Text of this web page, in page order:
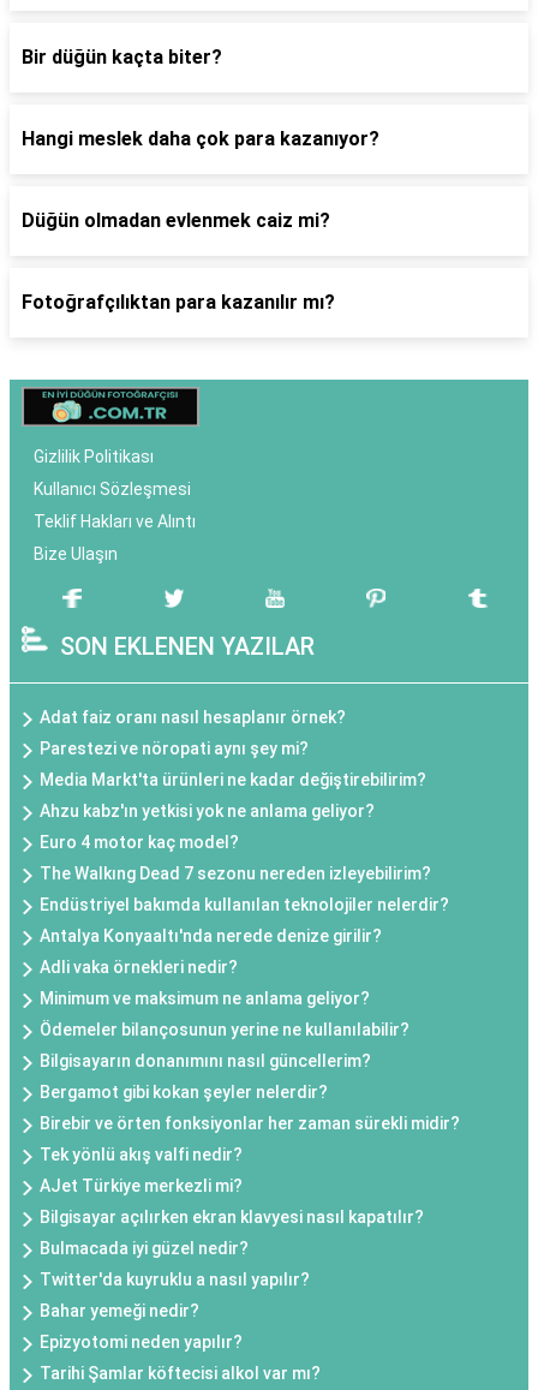
Bir düğün kaçta biter?
Hangi meslek daha çok para kazanıyor?
Düğün olmadan evlenmek caiz mi?
Fotoğrafçılıktan para kazanılır mı?
Gizlilik Politikası
Kullanıcı Sözleşmesi
Teklif Hakları ve Alıntı
Bize Ulaşın
SON EKLENEN YAZILAR
Adat faiz oranı nasıl hesaplanır örnek?
Parestezi ve nöropati aynı şey mi?
Media Markt'ta ürünleri ne kadar değiştirebilirim?
Ahzu kabz'ın yetkisi yok ne anlama geliyor?
Euro 4 motor kaç model?
The Walkıng Dead 7 sezonu nereden izleyebilirim?
Endüstriyel bakımda kullanılan teknolojiler nelerdir?
Antalya Konyaaltı'nda nerede denize girilir?
Adli vaka örnekleri nedir?
Minimum ve maksimum ne anlama geliyor?
Ödemeler bilançosunun yerine ne kullanılabilir?
Bilgisayarın donanımını nasıl güncellerim?
Bergamot gibi kokan şeyler nelerdir?
Birebir ve örten fonksiyonlar her zaman sürekli midir?
Tek yönlü akış valfi nedir?
AJet Türkiye merkezli mi?
Bilgisayar açılırken ekran klavyesi nasıl kapatılır?
Bulmacada iyi güzel nedir?
Twitter'da kuyruklu a nasıl yapılır?
Bahar yemeği nedir?
Epizyotomi neden yapılır?
Tarihi Şamlar köftecisi alkol var mı?